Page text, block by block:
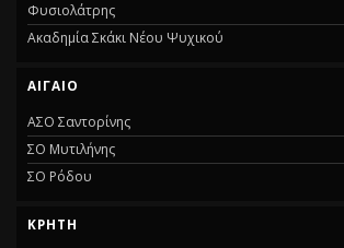
Φυσιολάτρης
Ακαδημία Σκάκι Νέου Ψυχικού
ΑΙΓΑΙΟ
ΑΣΟ Σαντορίνης
ΣΟ Μυτιλήνης
ΣΟ Ρόδου
ΚΡΗΤΗ